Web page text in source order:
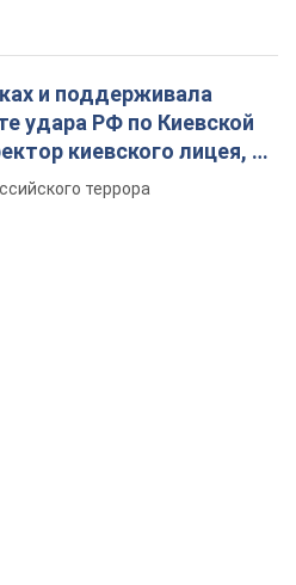
и поддерживала
удара РФ по Киевской
киевского лицея, её
террора